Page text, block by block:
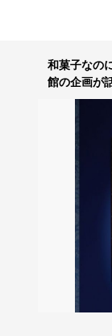
和菓子なの
館の企画が